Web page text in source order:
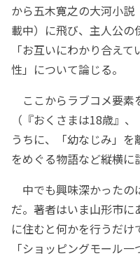
から五木寛之の大河小
載中）に飛び、主人公
「お互いにわかり合え
性」について論じる。
ここからラブコメ要素
（『おくさまは18歳』
うちに、「幼なじみ」
をめぐる物語など縦横に
中でも興味深かったの
だ。著者はいま山形市に
に住むと何かを行うだけ
「ショッピングモール